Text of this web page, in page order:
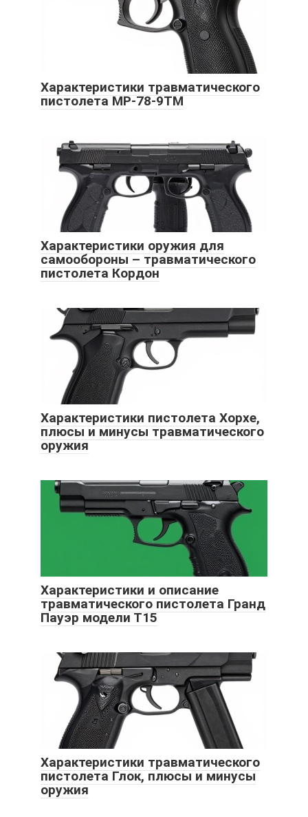
Характеристики травматического
пистолета МР-78-9ТМ
Характеристики оружия для
самообороны – травматического
пистолета Кордон
Характеристики пистолета Хорхе,
плюсы и минусы травматического
оружия
Характеристики и описание
травматического пистолета Гранд
Пауэр модели Т15
Характеристики травматического
пистолета Глок, плюсы и минусы
оружия